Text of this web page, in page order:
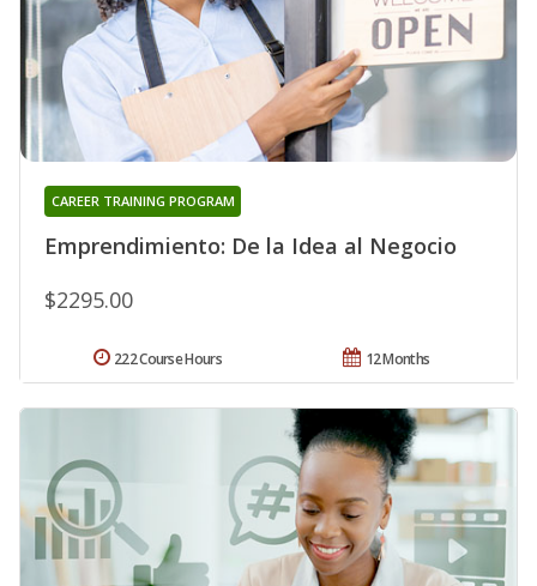
Emprendimiento: De la Idea al Negocio
CAREER TRAINING PROGRAM
$2295.00
12 Months
222 Course Hours